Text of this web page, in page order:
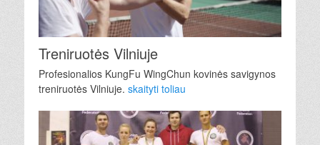
Treniruotės Vilniuje
Profesionalios KungFu WingChun kovinės savigynos
treniruotės Vilniuje. skaityti toliau